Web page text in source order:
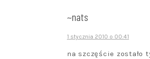
~nats
1 stycznia 2010 o 00:41
na szczęście zostało